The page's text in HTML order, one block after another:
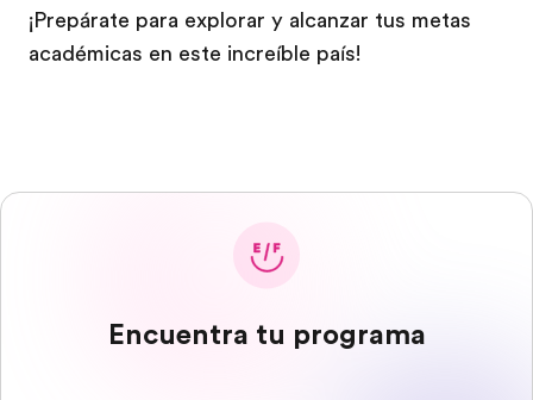
¡Prepárate para explorar y alcanzar tus metas
académicas en este increíble país!
Encuentra tu programa